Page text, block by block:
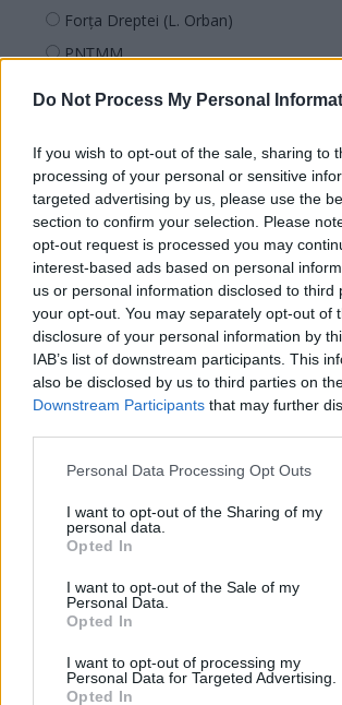
Do Not Process My Personal
If you wish to opt-out of the sale, sharing to
processing of your personal or sensitive
targeted advertising by us, please use the
section to confirm your selection. Please
opt-out request is processed you may
interest-based ads based on personal
us or personal information disclosed to third
your opt-out. You may separately opt-out of
disclosure of your personal information by
IAB’s list of downstream participants. This
also be disclosed by us to third parties on
Downstream Participants that may further
Personal Data Processing Opt Outs
I want to opt-out of the Sharing of my
personal data.
Opted In
I want to opt-out of the Sale of my
Personal Data.
Opted In
I want to opt-out of processing my
Personal Data for Targeted Advertising.
Opted In
Forța Dreptei (L. Orban)
PNȚMM
SOS (Șoșoacă)
POT (Gavrilă)
PACE (Peia)
Acțiunea Conservatoare (Târziu)
PDF (Lazarus)
PUSL (D. Voiculescu)
PNȚCD (Pavelescu)
PNCR (Terheș)
Partidul Patrioților (Surugiu)
România pe Primul Loc (Ponta)
Altul
Arată rezultatele